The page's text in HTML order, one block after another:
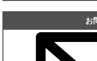
ー
カ
ブ
お